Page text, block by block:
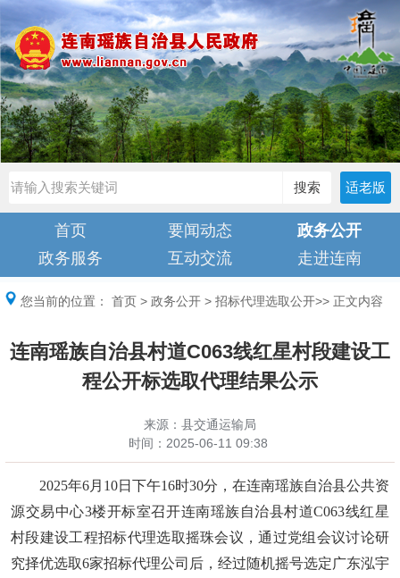
搜索 适老版
首页 要闻动态
政务公开
政务服务
互动交流 走进连南
您当前的位置： 首页 > 政务公开 > 招标代理选取公开>> 正文内容
连南瑶族自治县村道C063线红星村段建设工
程公开标选取代理结果公示
来源：县交通运输局
时间： 2025-06-11 09:38
2025年6月 10日 下午16时30分，在连南瑶族自治县公共资
源交易中心3楼开标室召开连南瑶族自治县村道C063线红星
村段建设工程招标代理选取摇珠会议，通过党组会议讨论研
究择优选取6家招标代理公司后，经过随机摇号选定广东泓宇